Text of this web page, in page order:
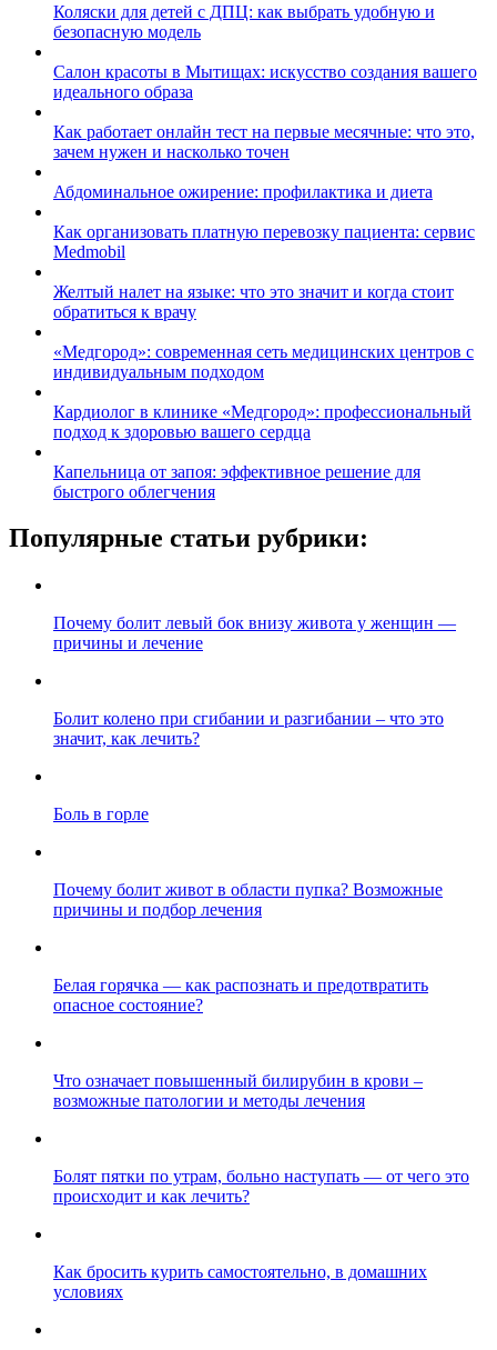
Коляски для детей с ДПЦ: как выбрать удобную и
безопасную модель
Салон красоты в Мытищах: искусство создания вашего
идеального образа
Как работает онлайн тест на первые месячные: что это,
зачем нужен и насколько точен
Абдоминальное ожирение: профилактика и диета
Как организовать платную перевозку пациента: сервис
Medmobil
Желтый налет на языке: что это значит и когда стоит
обратиться к врачу
«Медгород»: современная сеть медицинских центров с
индивидуальным подходом
Кардиолог в клинике «Медгород»: профессиональный
подход к здоровью вашего сердца
Капельница от запоя: эффективное решение для
быстрого облегчения
Популярные статьи рубрики:
Почему болит левый бок внизу живота у женщин —
причины и лечение
Болит колено при сгибании и разгибании – что это
значит, как лечить?
Боль в горле
Почему болит живот в области пупка? Возможные
причины и подбор лечения
Белая горячка — как распознать и предотвратить
опасное состояние?
Что означает повышенный билирубин в крови –
возможные патологии и методы лечения
Болят пятки по утрам, больно наступать — от чего это
происходит и как лечить?
Как бросить курить самостоятельно, в домашних
условиях